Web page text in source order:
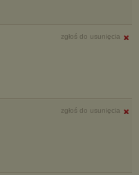
zgłoś do usunięcia
zgłoś do usunięcia